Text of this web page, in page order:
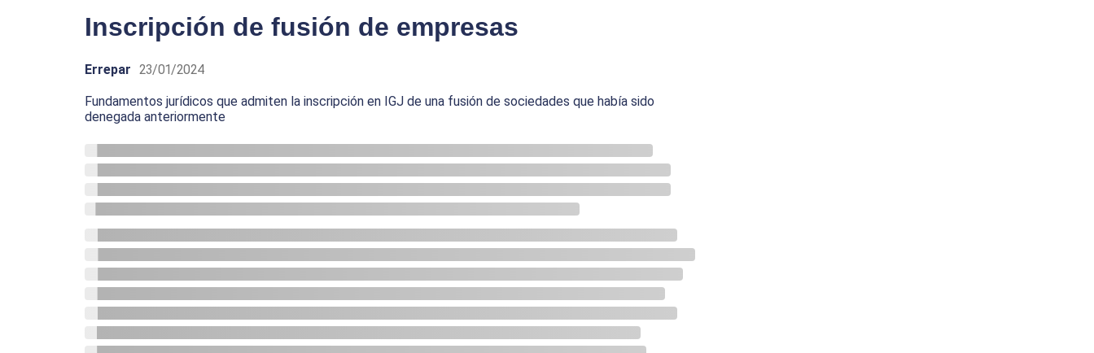
Inscripción de fusión de empresas
Errepar 23/01/2024
Fundamentos jurídicos que admiten la inscripción en IGJ de una fusión de sociedades que había sido
denegada anteriormente